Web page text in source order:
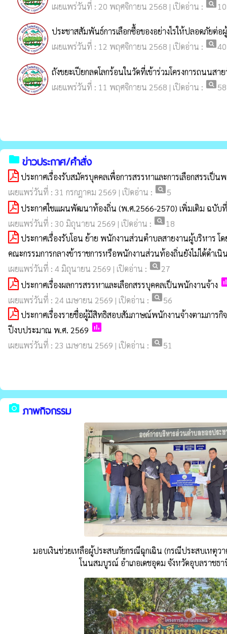
เผยแพร่วันที่ : 20 พฤศจิกายน 2568 | เปิดอ่าน : pageview
ประชาสสัมพันธ์การเลือกซื้อของอย่างไรให้ปลอดภัยต่อ
เผยแพร่วันที่ : 12 พฤศจิกายน 2568 | เปิดอ่าน : pageview40
ถังขยะเปียกลดโลกร้อนในวัดที่เข้าร่วมโครงการถนน
เผยแพร่วันที่ : 11 พฤศจิกายน 2568 | เปิดอ่าน : pageview58
folder ข่าวประกาศ/คำสั่ง
ประกาศเรื่องรับสมัครบุคคลเพื่อการสรรหาและการเลือกสรรเป็น
เผยแพร่วันที่ : 31 กรกฎาคม 2569 | เปิดอ่าน : pageview5
ประกาศใชเเเผนพัฒนาท้องถิ่น (พ.ศ.2566-2570) เพิ่มเติม ฉบับ
เผยแพร่วันที่ : 30 มิถุนายน 2569 | เปิดอ่าน : pageview18
ประกาศเรื่องรับโอน ย้าย พนักงานส่วนตำบลสายงานผู้บริหาร
คณะกรรมการกลางข้าราชการหรือพนักงานส่วนท้องถิ่นยังไม่ได้ดำ
เผยแพร่วันที่ : 4 มิถุนายน 2569 | เปิดอ่าน : pageview27
ประกาศเรื่องผลการสรรหาและเลือกสรรบุคคลเป็นพนักงานจ้าง
เผยแพร่วันที่ : 24 เมษายน 2569 | เปิดอ่าน : pageview56
ประกาศเรื่องรายชื่อผู้มีสิทธิสอบสัมภาษณ์พนักงานจ้างตามภาร
ปีงบประมาณ พ.ศ. 2569 poll
เผยแพร่วันที่ : 23 เมษายน 2569 | เปิดอ่าน : pageview51
camera_alt ภาพกิจกรรม
มอบเงินช่วยเหลือผู้ประสบภัยกรณีฉุกเฉิน (กรณีประสบเหตุ
โนนสมบูรณ์ อำเภอเดชอุดม จังหวัดอุบลราชธ